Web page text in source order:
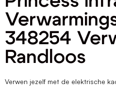
348254
Randloos
Verwen jezelf met de elektrische